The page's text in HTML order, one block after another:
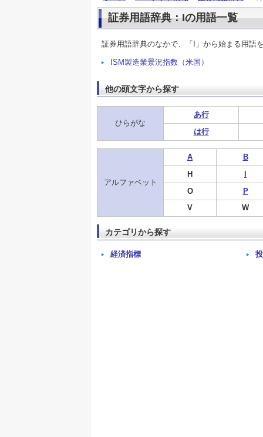
証券用語辞典：Iの用語一覧
証券用語辞典のなかで、「I」から始まる用語
ISM製造業景況指数（米国）
他の頭文字から探す
ひらがな
あ行
は行
アルファベット
A
B
H
I
O
P
V
W
カテゴリから探す
経済指標